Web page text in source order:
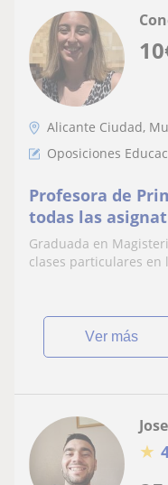
10
Alicante Ciudad,
Oposiciones
Profesora de
todas las
Graduada en
clases particulares en
ver más
★